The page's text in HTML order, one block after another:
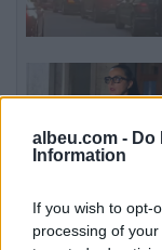
albeu.com - Do
Information
If you wish to opt-
processing of